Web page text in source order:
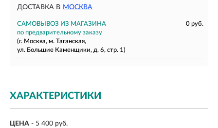
ДОСТАВКА В МОСКВА
САМОВЫВОЗ ИЗ МАГАЗИНА
0 руб.
по предварительному заказу
(г. Москва, м. Таганская,
ул. Большие Каменщики, д. 6, стр. 1)
ХАРАКТЕРИСТИКИ
ЦЕНА - 5 400 руб.